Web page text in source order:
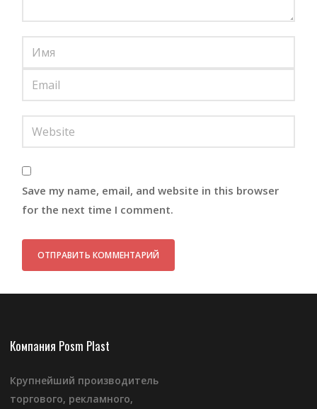
Save my name, email, and website in this browser
for the next time I comment.
Компания Posm Plast
Крупнейший производитель
торгового, рекламного,